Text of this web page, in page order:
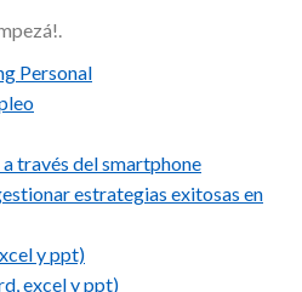
Personal
través del smartphone
estrategias exitosas en
y ppt)
excel y ppt)